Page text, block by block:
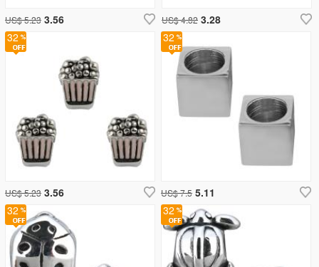
US$ 4.82 3.28
US$ 5.23 3.56
32
US$ 5.23 3.56
32
US$ 7.5 5.11
32
32